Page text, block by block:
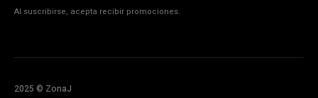
Al suscribirse, acepta recibir promociones.
2025 © ZonaJ